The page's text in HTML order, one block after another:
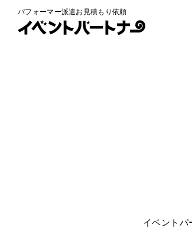
パフォーマー派遣お見積もり依頼
イベントパ